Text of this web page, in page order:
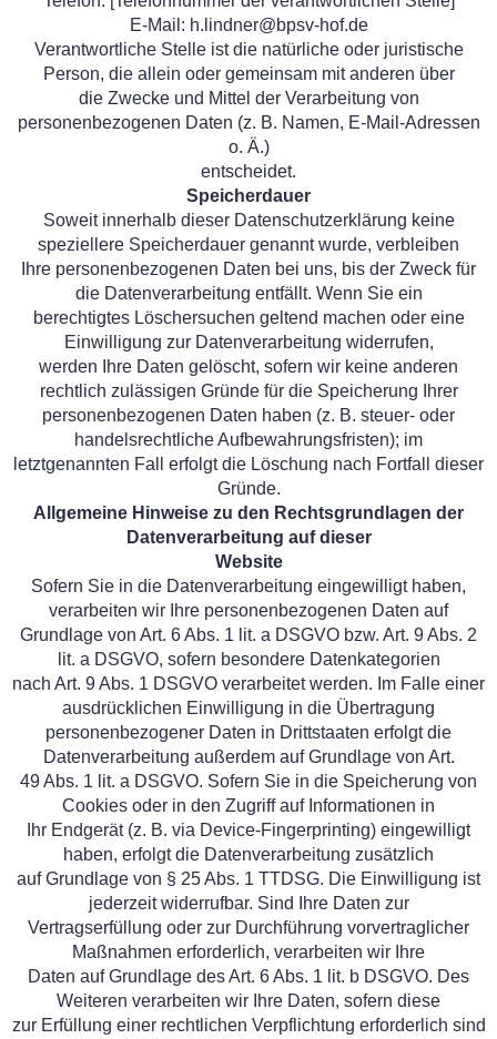
E-Mail: h.lindner@bpsv-hof.de
Verantwortliche Stelle ist die natürliche oder juristische
Person, die allein oder gemeinsam mit anderen über
die Zwecke und Mittel der Verarbeitung von
personenbezogenen Daten (z. B. Namen, E-Mail-Adressen
o. Ä.)
entscheidet.
Speicherdauer
Soweit innerhalb dieser Datenschutzerklärung keine
speziellere Speicherdauer genannt wurde, verbleiben
Ihre personenbezogenen Daten bei uns, bis der Zweck für
die Datenverarbeitung entfällt. Wenn Sie ein
berechtigtes Löschersuchen geltend machen oder eine
Einwilligung zur Datenverarbeitung widerrufen,
werden Ihre Daten gelöscht, sofern wir keine anderen
rechtlich zulässigen Gründe für die Speicherung Ihrer
personenbezogenen Daten haben (z. B. steuer- oder
handelsrechtliche Aufbewahrungsfristen); im
letztgenannten Fall erfolgt die Löschung nach Fortfall dieser
Gründe.
Allgemeine Hinweise zu den Rechtsgrundlagen der
Datenverarbeitung auf dieser
Website
Sofern Sie in die Datenverarbeitung eingewilligt haben,
verarbeiten wir Ihre personenbezogenen Daten auf
Grundlage von Art. 6 Abs. 1 lit. a DSGVO bzw. Art. 9 Abs. 2
lit. a DSGVO, sofern besondere Datenkategorien
nach Art. 9 Abs. 1 DSGVO verarbeitet werden. Im Falle einer
ausdrücklichen Einwilligung in die Übertragung
personenbezogener Daten in Drittstaaten erfolgt die
Datenverarbeitung außerdem auf Grundlage von Art.
49 Abs. 1 lit. a DSGVO. Sofern Sie in die Speicherung von
Cookies oder in den Zugriff auf Informationen in
Ihr Endgerät (z. B. via Device-Fingerprinting) eingewilligt
haben, erfolgt die Datenverarbeitung zusätzlich
auf Grundlage von § 25 Abs. 1 TTDSG. Die Einwilligung ist
jederzeit widerrufbar. Sind Ihre Daten zur
Vertragserfüllung oder zur Durchführung vorvertraglicher
Maßnahmen erforderlich, verarbeiten wir Ihre
Daten auf Grundlage des Art. 6 Abs. 1 lit. b DSGVO. Des
Weiteren verarbeiten wir Ihre Daten, sofern diese
zur Erfüllung einer rechtlichen Verpflichtung erforderlich sind